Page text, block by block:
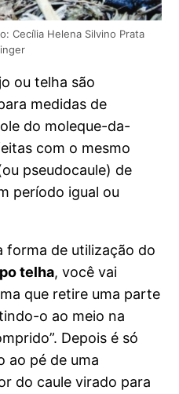
Cecília Helena Silvino Prata
ou telha são
medidas de
do moleque-da-
com o mesmo
pseudocaule) de
período igual ou
forma de utilização do
telha, você vai
que retire uma parte
o ao meio na
Depois é só
ao pé de uma
do caule virado para